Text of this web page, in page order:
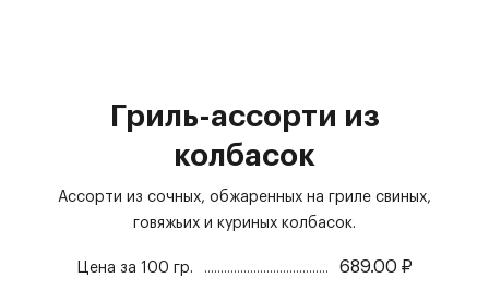
Гриль-ассорти из
колбасок
Ассорти из сочных, обжаренных на гриле свиных,
говяжьих и куриных колбасок.
Цена за 100 гр. 689.00 ₽